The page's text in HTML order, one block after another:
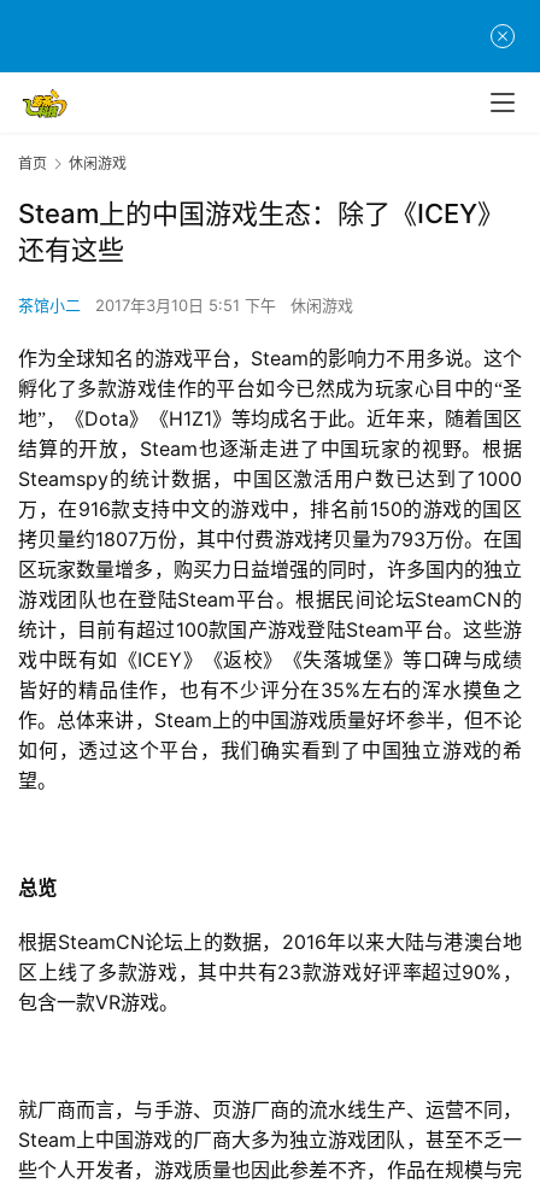
首页 休闲游戏
Steam上的中国游戏生态：除了《ICEY》
还有这些
茶馆小二 2017年3月10日 5:51 下午 休闲游戏
作为全球知名的游戏平台， Steam的影响力不用多说。这个
孵化了多款游戏佳作的平台如今已然成为玩家心目中的“圣
地”，《Dota》《H1Z1》等均成名于此。近年来，随着国区
结算的开放， Steam也逐渐走进了中国玩家的视野。根据
Steamspy的统计数据，中国区激活用户数已达到了 1000
万，在916款支持中文的游戏中，排名前150的游戏的国区
拷贝量约1807万份，其中付费游戏拷贝量为793万份。在国
区玩家数量增多，购买力日益增强的同时，许多国内的独立
游戏团队也在登陆Steam平台。根据民间论坛SteamCN的
统计，目前有超过100款国产游戏登陆Steam平台。这些游
戏中既有如《ICEY》《返校》《失落城堡》等口碑与成绩
皆好的精品佳作，也有不少评分在35%左右的浑水摸鱼之
作。总体来讲， Steam 上的中国游戏质量好坏参半，但不论
如何，透过这个平台，我们确实看到了中国独立游戏的希
望。
总览
根据SteamCN论坛上的数据， 2016年以来大陆与港澳台地
区上线了多款游戏，其中共有23款游戏好评率超过90% ，
包含一款VR游戏。
就厂商而言，与手游、页游厂商的流水线生产、运营不同，
Steam 上中国游戏的厂商大多为独立游戏团队，甚至不乏一
些个人开发者，游戏质量也因此参差不齐，作品在规模与完